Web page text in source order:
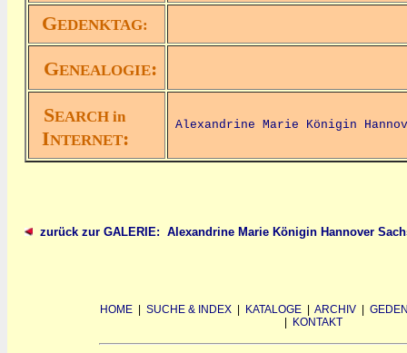
GEDENKTAG:
GENEALOGIE:
SEARCH in
INTERNET:
Alexandrine Marie Königin
zurück zur GALERIE: Alexandrine Marie Königin Hannover
HOME SUCHE & INDEX KATALOGE ARCHIV
KONTAKT